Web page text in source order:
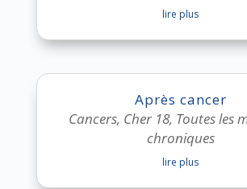
lire plus
Après cancer
Cancers, Cher 18, Toutes les
chroniques
lire plus